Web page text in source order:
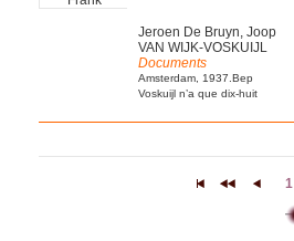
Jeroen De Bruyn, Joop
VAN WIJK-VOSKUIJL
Documents
Amsterdam, 1937.Bep
Voskuijl n’a que dix-huit
engagée [...]
1